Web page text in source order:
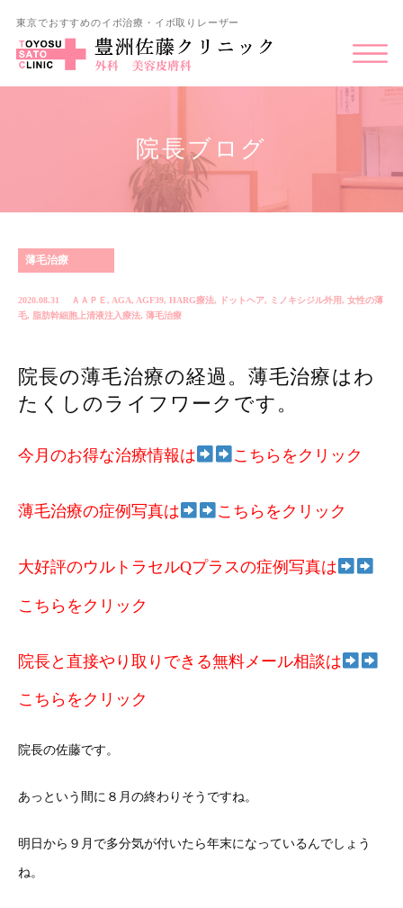
東京でおすすめのイボ治療・イボ取りレーザー
院長ブログ
薄毛治療
2020.08.31 ＡＡＰＥ, AGA, AGF39, HARG療法, ドットヘア, ミノキシジル外用, 女性の薄
毛, 脂肪幹細胞上清液注入療法, 薄毛治療
院長の薄毛治療の経過。薄毛治療はわ
たくしのライフワークです。
今月のお得な治療情報は こちらをクリック
薄毛治療の症例写真は こちらをクリック
大好評のウルトラセルQプラスの症例写真は
こちらをクリック
院長と直接やり取りできる無料メール相談は
こちらをクリック
院長の佐藤です。
あっという間に８月の終わりそうですね。
明日から９月で多分気が付いたら年末になっているんでしょう
ね。